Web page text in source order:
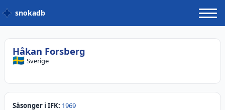
snokadb
Håkan Forsberg
🇸🇪 Sverige
Säsonger i IFK: 1969